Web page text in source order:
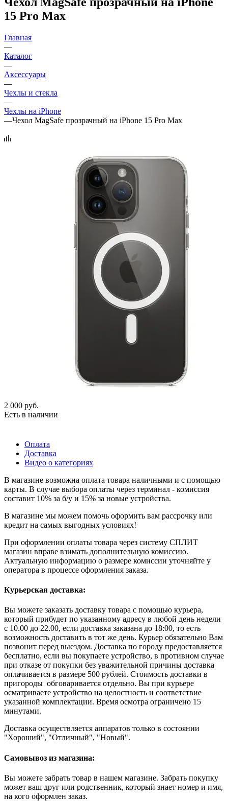
15 Pro Max
Главная
—
Каталог
—
Аксессуары
—
Чехлы и стекла
—
Чехлы на iPhone
—Чехол MagSafe прозрачный на iPhone 15 Pro Max
2 000 руб.
Есть в наличии
Оплата
Доставка
Видео о категориях
В магазине возможна оплата товара наличными и с помощью
карты. В случае выбора оплаты через терминал - комиссия
составит 10% за б/у и 15% за новые устройства.
В магазине мы можем помочь оформить вам рассрочку или
кредит на самых выгодных условиях!
При оформлении оплаты товара через систему СПЛИТ
магазин вправе взимать дополнительную комиссию.
Актуальную информацию о размере комиссии уточняйте у
оператора в процессе оформления заказа.
Курьерская доставка:
Вы можете заказать доставку товара с помощью курьера,
который прибудет по указанному адресу в любой день недели
с 10.00 до 22.00, если доставка заказана до 18:00, то есть
возможность доставить в тот же день. Курьер обязательно Вам
позвонит перед выездом. Доставка по городу предоставляется
бесплатно, если вы покупаете устройство, в противном случае
при отказе от покупки без уважительной причины доставка
оплачивается в размере 500 рублей. Стоимость доставки в
пригороды обговаривается отдельно. Вы при курьере
осматриваете устройство на целостность и соответствие
указанной комплектации. Время осмотра ограничено 15
минутами.
Доставка осуществляется аппаратов только в состоянии
"Хороший", "Отличный", "Новый".
Самовывоз из магазина:
Вы можете забрать товар в нашем магазине. Забрать покупку
может ваш друг или родственник, который знает номер и имя,
на кого оформлен заказ.